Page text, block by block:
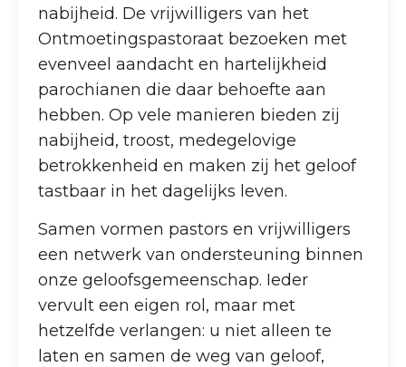
nabijheid. De vrijwilligers van het
Ontmoetingspastoraat bezoeken met
evenveel aandacht en hartelijkheid
parochianen die daar behoefte aan
hebben. Op vele manieren bieden zij
nabijheid, troost, medegelovige
betrokkenheid en maken zij het geloof
tastbaar in het dagelijks leven.
Samen vormen pastors en vrijwilligers
een netwerk van ondersteuning binnen
onze geloofsgemeenschap. Ieder
vervult een eigen rol, maar met
hetzelfde verlangen: u niet alleen te
laten en samen de weg van geloof,